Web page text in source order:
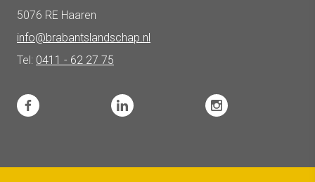
5076 RE Haaren
info@brabantslandschap.nl
Tel: 0411 - 62 27 75